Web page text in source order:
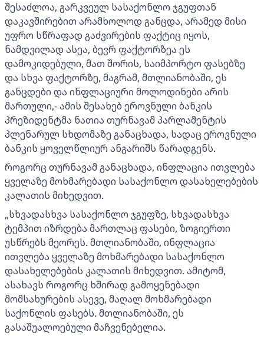
შესაძლოა, გარკვეულ სასაქონლო ჯგუფთან
დაკავშირებით არამხოლოდ განცდა, არამედ მისი
უფრო სწრაფად გაძვირების ფაქტიც იყოს,
ნამდვილად ასეა, ბევრ ფაქტორზეა ეს
დამოკიდებული, მათ შორის, საიმპორტო ფასებზე
და სხვა ფაქტორზე, მაგრამ, მთლიანობაში, ეს
განცდები და ინფლაციური მოლოდინები არის
მართული,- ამის შესახებ ეროვნული ბანკის
პრეზიდენტმა ნათია თურნავამ პარლამენტის
პლენარულ სხდომაზე განაცხადა, სადაც ეროვნული
ბანკის ყოველწლიურ ანგარიშს წარადგენს.
როგორც თურნავამ განაცხადა, ინფლაცია ითვლება
ყველაზე მოხმარებადი სასაქონლო დასახელებების
კალათის მიხედვით.
„სხვადასხვა სასაქონლო ჯგუფზე, სხვადასხვა
ტემპით იზრდება მართლაც ფასები, ზოგიერთი
უსწრებს მეორეს. მთლიანობაში, ინფლაცია
ითვლება ყველაზე მოხმარებადი სასაქონლო
დასახელებების კალათის მიხედვით. ამიტომ,
ასახავს როგორც ხშირად გამოყენებადი
მომსახურების ასევე, მაღალ მოხმარებადი
საქონლის ფასებს. მთლიანობაში, ეს
გასაშუალოებული მაჩვენებელია.